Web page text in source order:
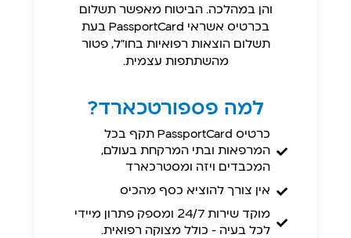
והן במהלכה. הביטוח מאפשר תשלום
בכרטיס אשראי PassportCard בעת
תשלום הוצאות רפואיות בחו"ל, פטור
מהשתתפות עצמית.
למה פספורטכארד?
כרטיס PassportCard תקף בכל
המרפאות ובתי המרקחת בעולם,
המכבדים ויזה ומסטרכארד
אין צורך להוציא כסף מהכיס
מוקד שירות 24/7 ומספק פתרון מיידי
לכל בעיה - כולל מצוקה רפואית.